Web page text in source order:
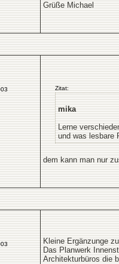
Grüße Michael
Zitat:
mika
Lerne
und was lesbare
dem kann man nur
Kleine Ergänzunge
Das Planwerk
Architekturbüros die